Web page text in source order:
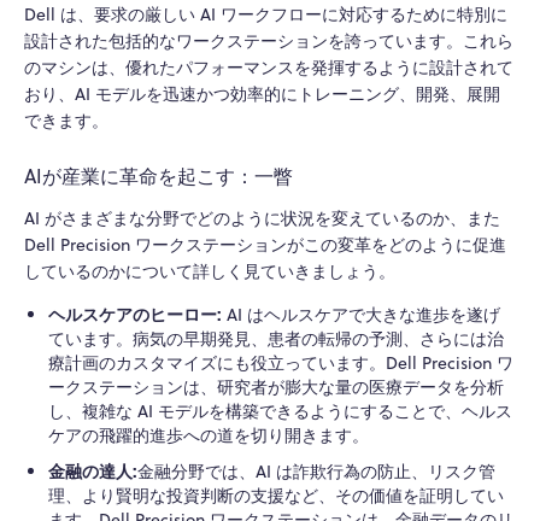
Dell は、要求の厳しい AI ワークフローに対応するために特別に
設計された包括的なワークステーションを誇っています。これら
のマシンは、優れたパフォーマンスを発揮するように設計されて
おり、AI モデルを迅速かつ効率的にトレーニング、開発、展開
できます。
AIが産業に革命を起こす：一瞥
AI がさまざまな分野でどのように状況を変えているのか、また
Dell Precision ワークステーションがこの変革をどのように促進
しているのかについて詳しく見ていきましょう。
ヘルスケアのヒーロー: AI はヘルスケアで大きな進歩を遂げ
ています。病気の早期発見、患者の転帰の予測、さらには治
療計画のカスタマイズにも役立っています。Dell Precision ワ
ークステーションは、研究者が膨大な量の医療データを分析
し、複雑な AI モデルを構築できるようにすることで、ヘルス
ケアの飛躍的進歩への道を切り開きます。
金融の達人:金融分野では、AI は詐欺行為の防止、リスク管
理、より賢明な投資判断の支援など、その価値を証明してい